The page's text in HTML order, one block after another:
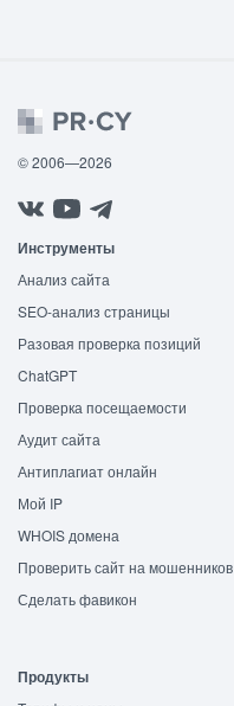
© 2006—2026
Инструменты
Анализ сайта
SEO-анализ страницы
Разовая проверка позиций
ChatGPT
Проверка посещаемости
Аудит сайта
Антиплагиат онлайн
Мой IP
WHOIS домена
Проверить сайт на мошенников
Сделать фавикон
Продукты